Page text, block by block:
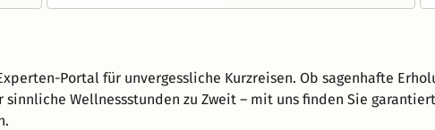
Portal für unvergessliche Kurzreisen. Ob sagenhafte
Wellnessstunden zu Zweit – mit uns finden Sie